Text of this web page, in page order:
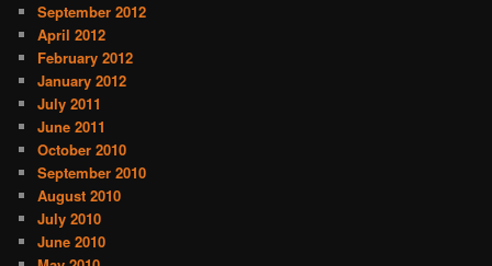
September 2012
April 2012
February 2012
January 2012
July 2011
June 2011
October 2010
September 2010
August 2010
July 2010
June 2010